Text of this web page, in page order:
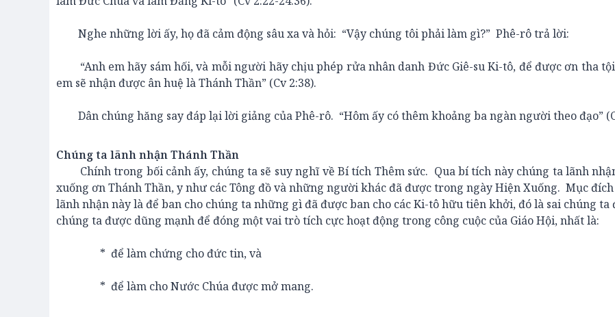
Nghe những lời ấy, họ đã cảm động sâu xa và hỏi: “Vậy chúng tôi phải làm gì?” Phê-rô trả lời:
“Anh em hãy sám hối, và mỗi người hãy chịu phép rửa nhân danh Đức Giê-su Ki-tô, để được ơn tha
em sẽ nhận được ân huệ là Thánh Thần” (Cv 2:38).
Dân chúng hăng say đáp lại lời giảng của Phê-rô. “Hôm ấy có thêm khoảng ba ngàn người theo đạo”
Chúng ta lãnh nhận Thánh Thần
Chính trong bối cảnh ấy, chúng ta sẽ suy nghĩ về Bí tích Thêm sức. Qua bí tích này chúng ta lãnh
xuống ơn Thánh Thần, y như các Tông đồ và những người khác đã được trong ngày Hiện Xuống. Mục
lãnh nhận này là để ban cho chúng ta những gì đã được ban cho các Ki-tô hữu tiên khởi, đó là sai chúng ta
chúng ta được dũng mạnh để đóng một vai trò tích cực hoạt động trong công cuộc của Giáo Hội, nhất là:
* để làm chứng cho đức tin, và
* để làm cho Nước Chúa được mở mang.